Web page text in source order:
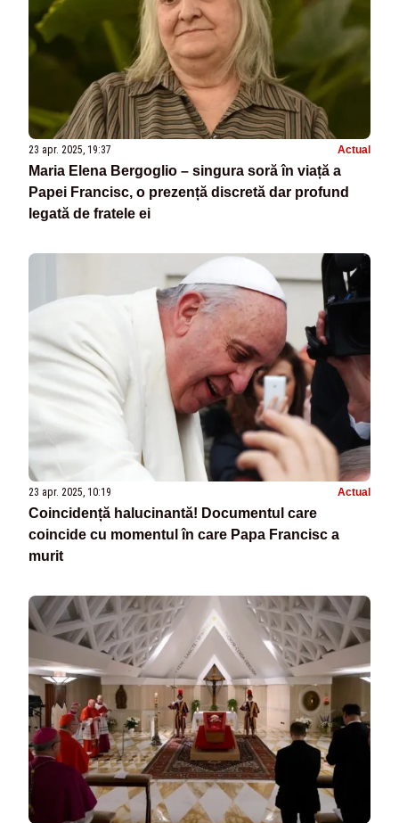
23 apr. 2025, 19:37 Actual
Maria Elena Bergoglio – singura soră în viață a
Papei Francisc, o prezență discretă dar profund
legată de fratele ei
23 apr. 2025, 10:19 Actual
Coincidență halucinantă! Documentul care
coincide cu momentul în care Papa Francisc a
murit